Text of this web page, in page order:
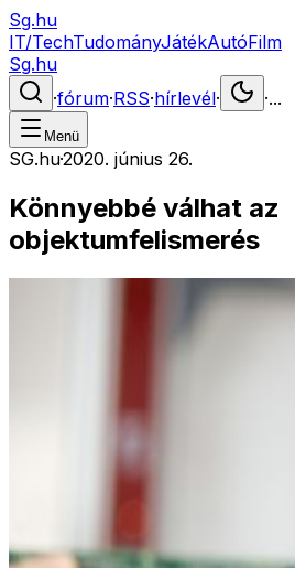
Sg.hu
IT/TechTudományJátékAutóFilm
Sg.hu
·fórum·RSS·hírlevél· ·...
Menü
SG.hu·2020. június 26.
Könnyebbé válhat az
objektumfelismerés